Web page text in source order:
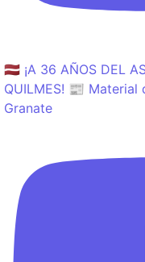
🇱🇻 ¡A 36 AÑOS DEL
QUILMES! 📰 Material
Granate